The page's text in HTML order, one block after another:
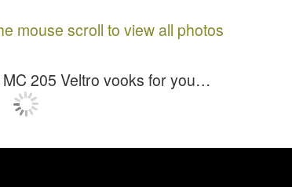
mouse scroll to view all photos
205 Veltro vooks for you…